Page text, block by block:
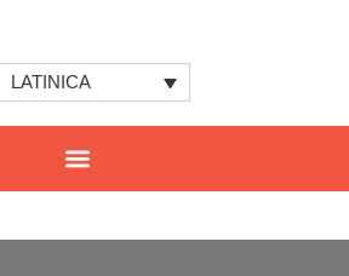
LATINICA